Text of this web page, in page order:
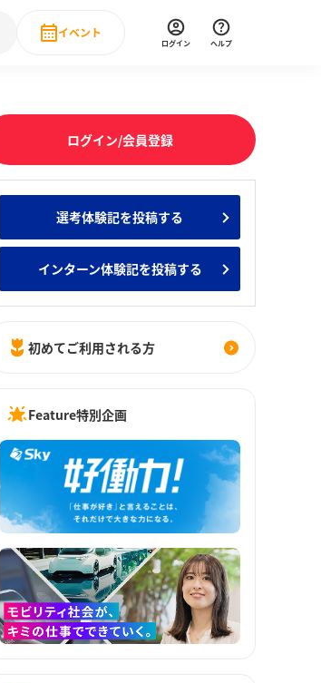
業ランキング みんなのインターン人気企業ランキ
インタビュー
イベント
直近のイベント一覧
ログイン ヘルプ
ログイン/会員登録
選考体験記を投稿する
インターン体験記を投稿する
初めてご利用される方
Feature特別企画